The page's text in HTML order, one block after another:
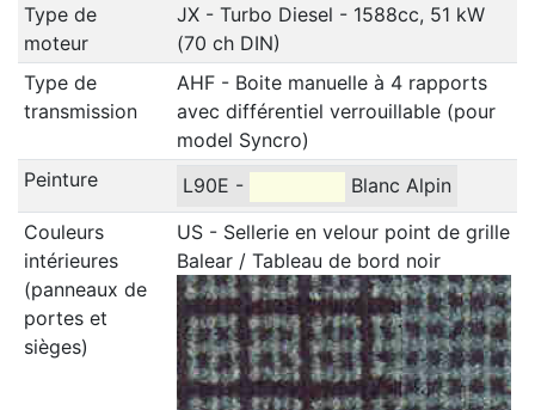
Type de
moteur
JX - Turbo Diesel - 1588cc, 51 kW
(70 ch DIN)
Type de
transmission
AHF - Boite manuelle à 4 rapports
avec différentiel verrouillable (pour
model Syncro)
Peinture
L90E -
Blanc Alpin
Couleurs
intérieures
(panneaux de
portes et
sièges)
US - Sellerie en velour point de grille
Balear / Tableau de bord noir